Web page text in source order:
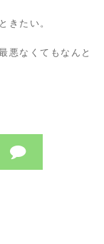
きたい。
悪なくてもなんと